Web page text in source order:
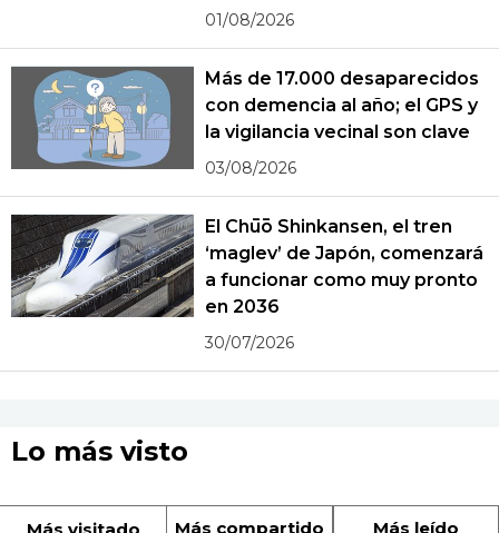
01/08/2026
Más de 17.000 desaparecidos
con demencia al año; el GPS y
la vigilancia vecinal son clave
03/08/2026
El Chūō Shinkansen, el tren
‘maglev’ de Japón, comenzará
a funcionar como muy pronto
en 2036
30/07/2026
Lo más visto
Más compartido Más leído